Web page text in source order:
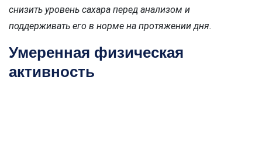
снизить уровень сахара перед анализом и
поддерживать его в норме на протяжении дня.
Умеренная физическая
активность